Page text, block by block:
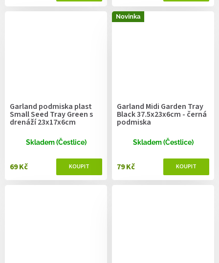
Garland podmiska plast
Small Seed Tray Green s
drenáží 23x17x6cm
Skladem (Čestlice)
69 Kč
Novinka
Garland Midi Garden Tray
Black 37.5x23x6cm - černá
podmiska
Skladem (Čestlice)
79 Kč